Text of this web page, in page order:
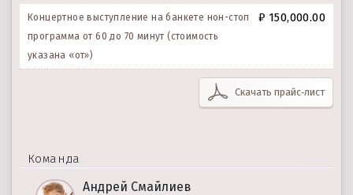
Концертное выступление на банкете нон-стоп
программа от 60 до 70 минут (стоимость
указана «от»)
₽ 150,000.00
Скачать прайс‑лист
Команда
Андрей Смайлиев